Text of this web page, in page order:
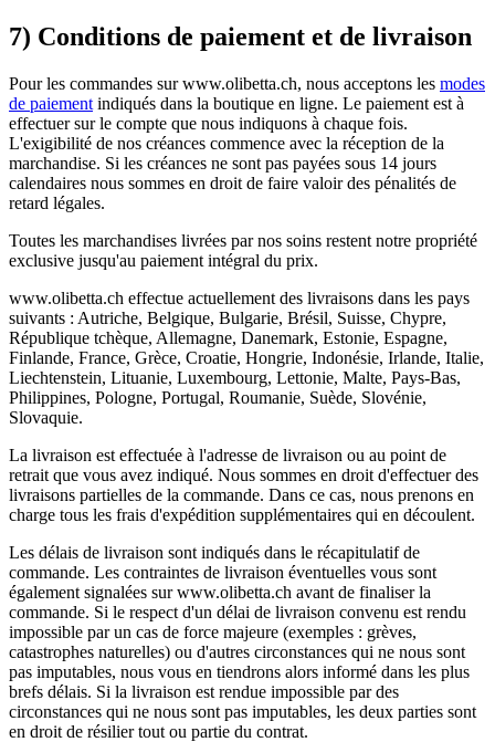
7) Conditions de paiement et de livraison
Pour les commandes sur www.olibetta.ch, nous acceptons les modes
de paiement indiqués dans la boutique en ligne. Le paiement est à
effectuer sur le compte que nous indiquons à chaque fois.
L'exigibilité de nos créances commence avec la réception de la
marchandise. Si les créances ne sont pas payées sous 14 jours
calendaires nous sommes en droit de faire valoir des pénalités de
retard légales.
Toutes les marchandises livrées par nos soins restent notre propriété
exclusive jusqu'au paiement intégral du prix.
www.olibetta.ch effectue actuellement des livraisons dans les pays
suivants : Autriche, Belgique, Bulgarie, Brésil, Suisse, Chypre,
République tchèque, Allemagne, Danemark, Estonie, Espagne,
Finlande, France, Grèce, Croatie, Hongrie, Indonésie, Irlande, Italie,
Liechtenstein, Lituanie, Luxembourg, Lettonie, Malte, Pays-Bas,
Philippines, Pologne, Portugal, Roumanie, Suède, Slovénie,
Slovaquie.
La livraison est effectuée à l'adresse de livraison ou au point de
retrait que vous avez indiqué. Nous sommes en droit d'effectuer des
livraisons partielles de la commande. Dans ce cas, nous prenons en
charge tous les frais d'expédition supplémentaires qui en découlent.
Les délais de livraison sont indiqués dans le récapitulatif de
commande. Les contraintes de livraison éventuelles vous sont
également signalées sur www.olibetta.ch avant de finaliser la
commande. Si le respect d'un délai de livraison convenu est rendu
impossible par un cas de force majeure (exemples : grèves,
catastrophes naturelles) ou d'autres circonstances qui ne nous sont
pas imputables, nous vous en tiendrons alors informé dans les plus
brefs délais. Si la livraison est rendue impossible par des
circonstances qui ne nous sont pas imputables, les deux parties sont
en droit de résilier tout ou partie du contrat.